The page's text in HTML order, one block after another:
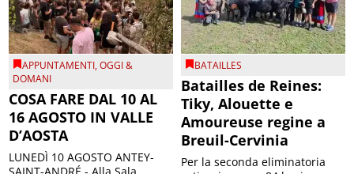
APPUNTAMENTI,OGGI &
DOMANI
COSA FARE DAL 10 AL
16 AGOSTO IN VALLE
D’AOSTA
LUNEDÌ 10 AGOSTO ANTEY-
BATAILLES
Batailles de Reines:
Tiky, Alouette e
Amoureuse regine a
Breuil-Cervinia
Per la seconda eliminatoria